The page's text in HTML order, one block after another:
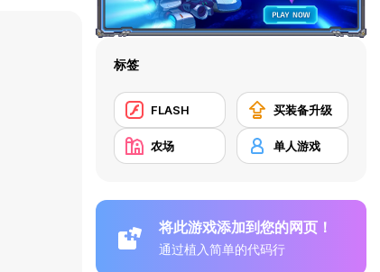
标签
FLASH 买装备升级
农场 单人游戏
将此游戏添加到您的网页！
通过植入简单的代码行